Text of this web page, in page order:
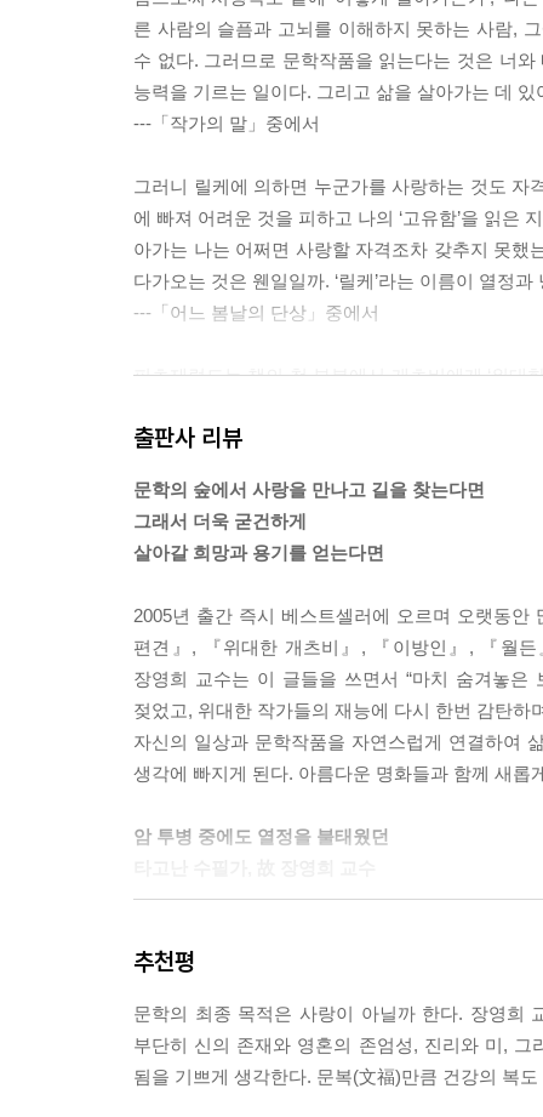
른 사람의 슬픔과 고뇌를 이해하지 못하는 사람,
수 없다. 그러므로 문학작품을 읽는다는 것은 너
능력을 기르는 일이다. 그리고 삶을 살아가는 데
---「작가의 말」중에서
그러니 릴케에 의하면 누군가를 사랑하는 것도
에 빠져 어려운 것을 피하고 나의 ‘고유함’을 읽은
아가는 나는 어쩌면 사랑할 자격조차 갖추지 못
다가오는 것은 웬일일까. ‘릴케’라는 이름이 열정
---「어느 봄날의 단상」중에서
피츠제럴드는 책의 첫 부분에서 개츠비에게 ‘위대
있는 준비가 되어 있는 ‘낭만적 준비성’, 그리고 “
을. 그리고 나는 그들의 그런 굳건한 믿음과 희망
---「진정한 위대함」중에서
것은 그 사람이 살게끔 하는 것이다”라는 말이다.
답게 제대로 평화와 행복을 누리는 삶을 의미하지
사랑하는 사람들을 위해 내 생명을 지키는 일이
지켜주지 못한 채 남아 있는 사람들이 사랑할 몫도
---「사랑과 생명」중에서
랑을, 인간다운 삶을 가르친다. 문학 속에 등장하
출판사 리뷰
문학의 숲에서 사랑을 만나고 길을 찾는다면
그래서 더욱 굳건하게
살아갈 희망과 용기를 얻는다면
2005년 출간 즉시 베스트셀러에 오르며 오랫동
편견』, 『위대한 개츠비』, 『이방인』, 『월든
장영희 교수는 이 글들을 쓰면서 “마치 숨겨놓
젖었고, 위대한 작가들의 재능에 다시 한번 감탄
자신의 일상과 문학작품을 자연스럽게 연결하여
생각에 빠지게 된다. 아름다운 명화들과 함께 새
암 투병 중에도 열정을 불태웠던
이들에게 감동을 주었다. 어릴 적 소아마비로 두
것뿐만 아니라, 청소년들과 성인들에게 ‘知와
수많은 문학작품들을 소개하고 작품의 내용뿐 아
풀어 쓴 문학 에세이 『문학의 숲을 거닐다』를
추천평
문학의 최종 목적은 사랑이 아닐까 한다. 장영희
부단히 신의 존재와 영혼의 존엄성, 진리와 미,
됨을 기쁘게 생각한다. 문복(文福)만큼 건강의 복